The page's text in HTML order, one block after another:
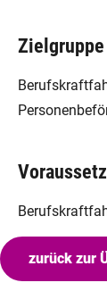
Zielgruppe
zurück zur